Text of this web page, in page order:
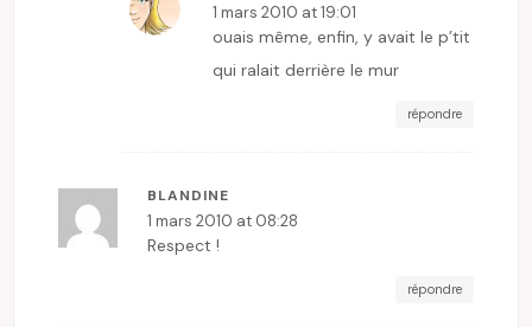
1 mars 2010 at 19:01
ouais même, enfin, y avait le p’tit
qui ralait derrière le mur
répondre
BLANDINE
1 mars 2010 at 08:28
Respect !
répondre